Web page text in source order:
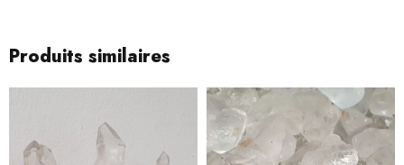
Produits similaires